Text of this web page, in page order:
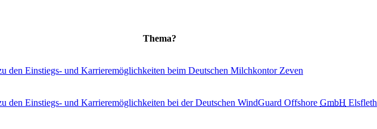
Thema?
den Einstiegs- und Karrieremöglichkeiten beim Deutschen Milchkontor Zeven
den Einstiegs- und Karrieremöglichkeiten bei der Deutschen WindGuard Offshore GmbH Elsfleth